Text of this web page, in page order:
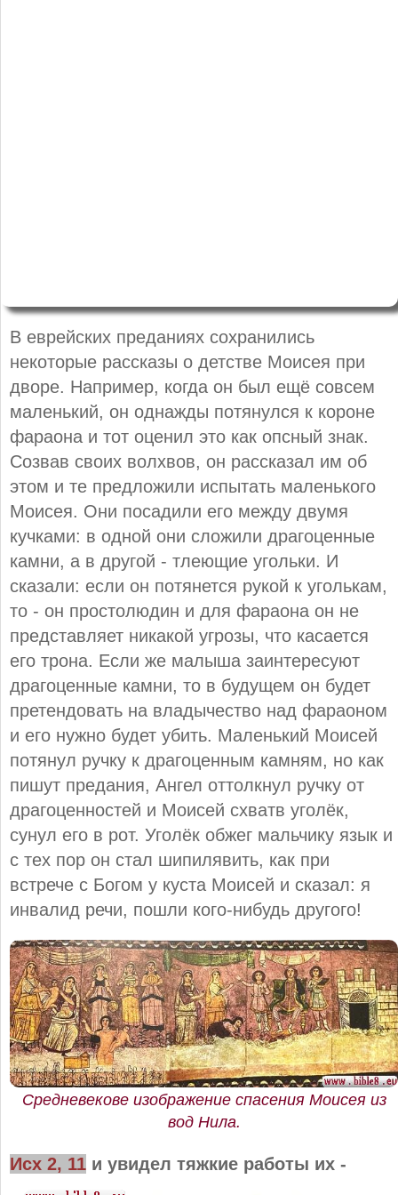
В еврейских преданиях сохранились
некоторые рассказы о детстве Моисея при
дворе. Например, когда он был ещё совсем
маленький, он однажды потянулся к короне
фараона и тот оценил это как опсный знак.
Созвав своих волхвов, он рассказал им об
этом и те предложили испытать маленького
Моисея. Они посадили его между двумя
кучками: в одной они сложили драгоценные
камни, а в другой - тлеющие угольки. И
сказали: если он потянется рукой к уголькам,
то - он простолюдин и для фараона он не
представляет никакой угрозы, что касается
его трона. Если же малыша заинтересуют
драгоценные камни, то в будущем он будет
претендовать на владычество над фараоном
и его нужно будет убить. Маленький Моисей
потянул ручку к драгоценным камням, но как
пишут предания, Ангел оттолкнул ручку от
драгоценностей и Моисей схватв уголёк,
сунул его в рот. Уголёк обжег мальчику язык и
с тех пор он стал шипилявить, как при
встрече с Богом у куста Моисей и сказал: я
инвалид речи, пошли кого-нибудь другого!
Средневекове изображение спасения Моисея из
вод Нила.
Исх 2, 11 и увидел тяжкие работы их -